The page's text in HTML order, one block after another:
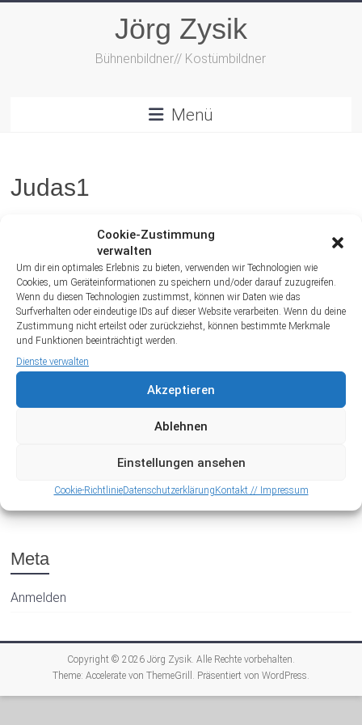
Cookie-Zustimmung
verwalten
Um dir ein optimales Erlebnis zu bieten, verwenden wir Technologien wie
Cookies, um Geräteinformationen zu speichern und/oder darauf zuzugreifen.
Wenn du diesen Technologien zustimmst, können wir Daten wie das
Surfverhalten oder eindeutige IDs auf dieser Website verarbeiten. Wenn du deine
Zustimmung nicht erteilst oder zurückziehst, können bestimmte Merkmale
und Funktionen beeinträchtigt werden.
Dienste verwalten
Akzeptieren
Ablehnen
Einstellungen ansehen
Cookie-RichtlinieDatenschutzerklärung Kontakt // Impressum
Jörg Zysik
Bühnenbildner// Kostümbildner
Menü
Judas1
Archiv
Meta
Anmelden
Copyright © 2026 Jörg Zysik. Alle Rechte vorbehalten.
Theme: Acceleratevon ThemeGrill. Präsentiert von WordPress.